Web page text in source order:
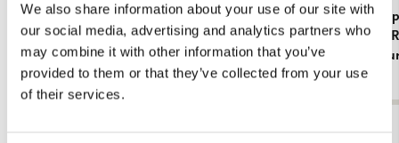
We also share information about your use of our site with
our social media, advertising and analytics partners who
may combine it with other information that you’ve
provided to them or that they’ve collected from your use
of their services.
Kaartenmapje met env, groot: Beautiful
Flowers, Ingrid Smuling
€ 9,99
haori with
€ 9,99